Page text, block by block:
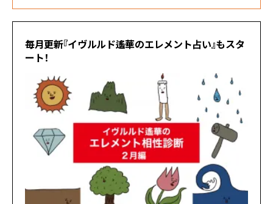
毎月更新『イヴルルド遙華のエレメント占い』もスタ
ート！